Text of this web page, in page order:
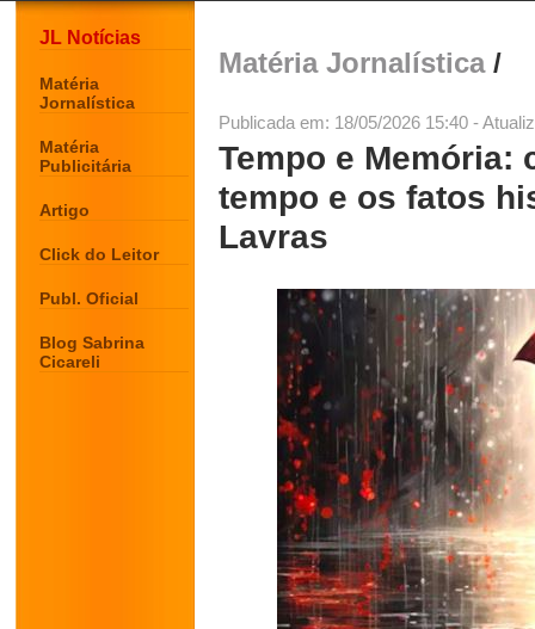
JL Notícias
Matéria
Jornalística
Matéria
Publicitária
Artigo
Click do Leitor
Publ. Oficial
Blog Sabrina
Cicareli
Matéria Jornalística/
Publicada em: 18/05/2026 15:40 -
Tempo e Memória:
tempo e os fatos
Lavras